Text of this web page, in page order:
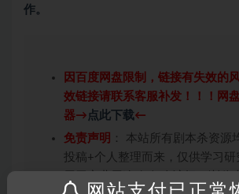
作。
因百度网盘限制，链接有失效的
效链接请联系客服补发！！！网
器→ 点此下载←
免责声明 ： 本站所有剧本杀资源
投稿+个人整理而来，仅供学习研